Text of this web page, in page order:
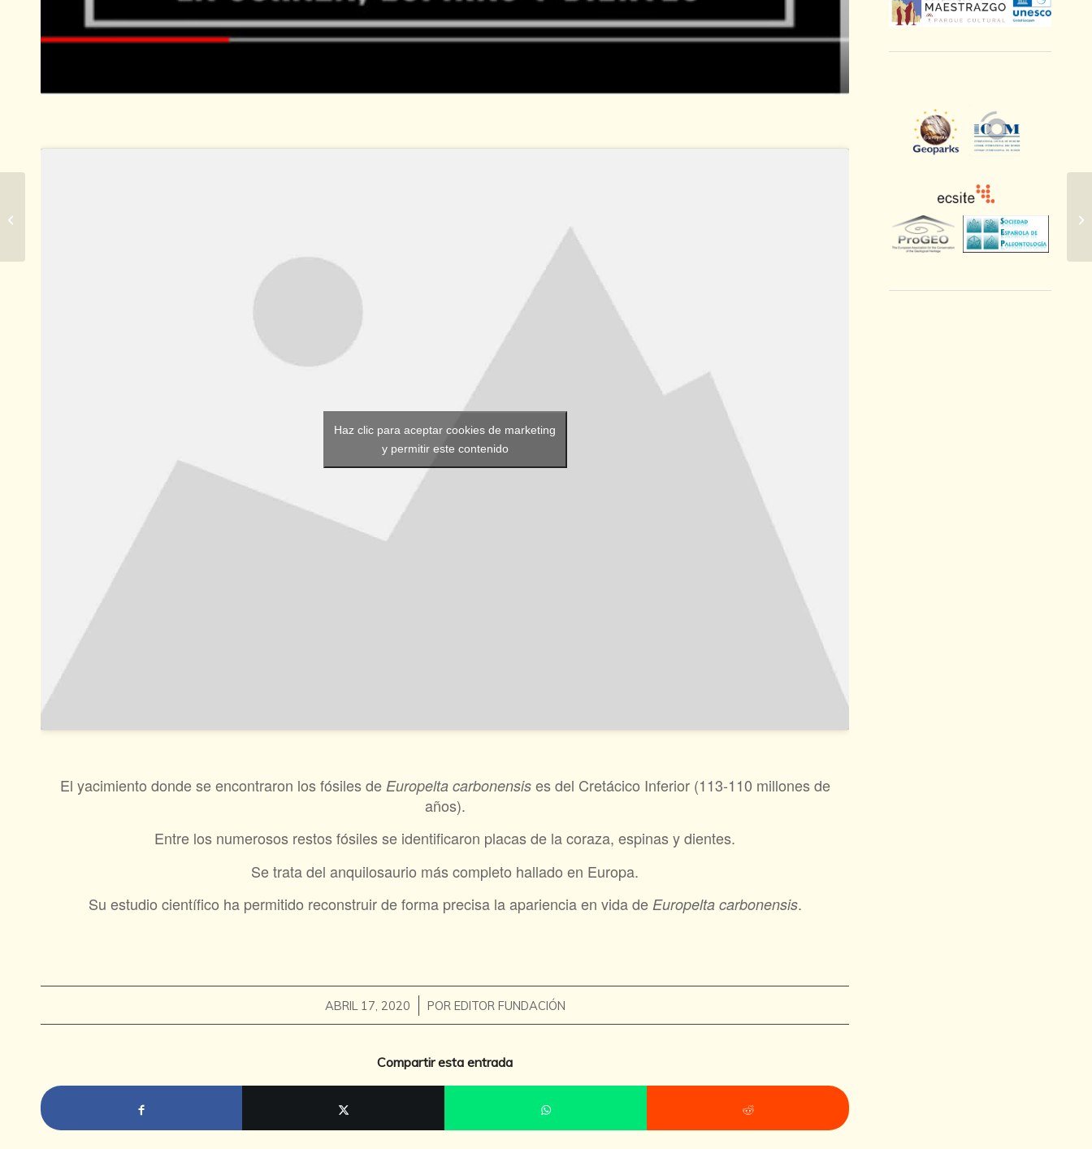
Haz clic para aceptar cookies de marketing
y permitir este contenido
El yacimiento donde se encontraron los fósiles de Europelta carbonensises del Cretácico Inferior (113-110 millones de
años).
Entre los numerosos restos fósiles se identificaron placas de la coraza, espinas y dientes.
Se trata del anquilosaurio más completo hallado en Europa.
Su estudio científico ha permitido reconstruir de forma precisa la apariencia en vida de Europelta carbonensis.
ABRIL 17, 2020
/ POR EDITOR FUNDACIÓN
Compartir esta entrada